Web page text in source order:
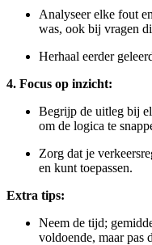
Analyseer elke fout
was, ook bij vragen
Herhaal eerder
4. Focus op inzicht:
Begrijp de uitleg bij
om de logica te
Zorg dat je
en kunt toepassen.
Extra tips:
Neem de tijd;
voldoende, maar pas